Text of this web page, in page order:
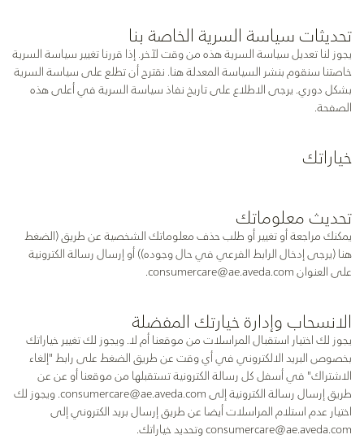
تحديثات سياسة السرية الخاصة بنا
يجوز لنا تعديل سياسة السرية هذه من وقت لآخر. إذا قررنا تغيير سياسة السرية
خاصتنا سنقوم بنشر السياسة المعدلة هنا. نقترح أن تطلع على سياسة السرية
بشكل دوري. يرجى الاطلاع على تاريخ نفاذ سياسة السرية في أعلى هذه
الصفحة.
خياراتك
تحديث معلوماتك
يمكنك مراجعة أو تغيير أو طلب حذف معلوماتك الشخصية عن طريق (الضغط
هنا (يرجى إدخال الرابط الفرعي في حال وجوده)) أو إرسال رسالة الكترونية
على العنوان consumercare@ae.aveda.com
.
الانسحاب وإدارة خيارتك المفضلة
يجوز لك اختيار استقبال المراسلات من موقعنا أم لا. ويجوز لك تغيير خياراتك
بخصوص البريد الالكتروني في أي وقت عن طريق الضغط على رابط "إلغاء
الاشتراك" في أسفل كل رسالة الكترونية تستقبلها من موقعنا أو عن عن
طريق إرسال رسالة الكترونية إلى consumercare@ae.aveda.com. ويجوز لك
اختيار عدم استلام المراسلات أيضا عن طريق إرسال بريد الكتروني إلى
consumercare@ae.aveda.comوتحديد خياراتك.